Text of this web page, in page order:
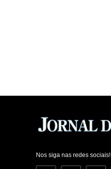
Nos siga nas redes sociais!